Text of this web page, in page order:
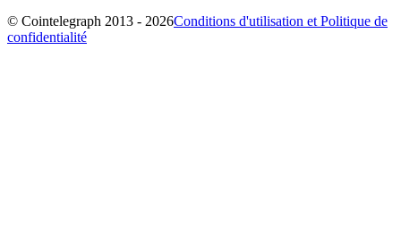
© Cointelegraph 2013 - 2026Conditions d'utilisation et Politique de
confidentialité